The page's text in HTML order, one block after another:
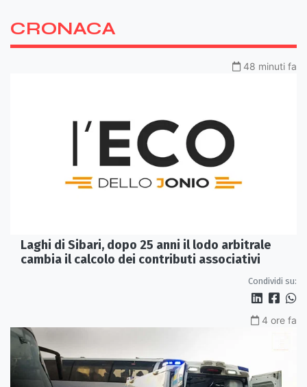
CRONACA
48 minuti fa
Laghi di Sibari, dopo 25 anni il lodo arbitrale
cambia il calcolo dei contributi associativi
Condividi su:
4 ore fa